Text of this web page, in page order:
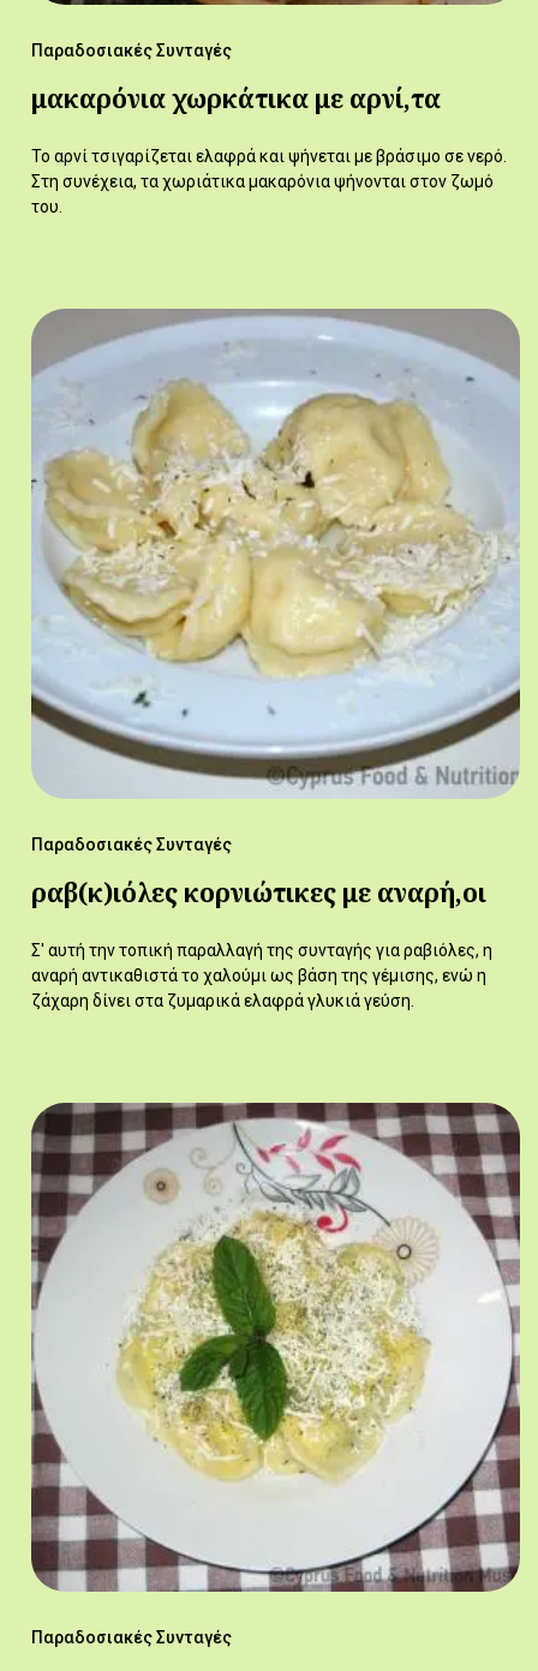
Παραδοσιακές Συνταγές
μακαρόνια χωρκάτικα με αρνί,τα
Το αρνί τσιγαρίζεται ελαφρά και ψήνεται με βράσιμο σε νερό.
Στη συνέχεια, τα χωριάτικα μακαρόνια ψήνονται στον ζωμό
του.
Παραδοσιακές Συνταγές
ραβ(κ)ιόλες κορνιώτικες με αναρή,οι
Σ' αυτή την τοπική παραλλαγή της συνταγής για ραβιόλες, η
αναρή αντικαθιστά το χαλούμι ως βάση της γέμισης, ενώ η
ζάχαρη δίνει στα ζυμαρικά ελαφρά γλυκιά γεύση.
Παραδοσιακές Συνταγές